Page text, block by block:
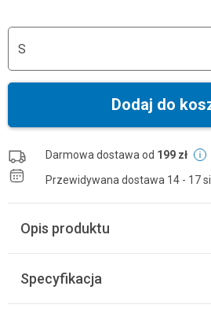
S
Dodaj do
Darmowa dostawa od 199 zł
Przewidywana dostawa 14 - 17
Opis produktu
Specyfikacja